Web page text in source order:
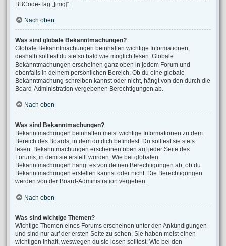
BBCode-Tag „[img]“.
Nach oben
Was sind globale Bekanntmachungen?
Globale Bekanntmachungen beinhalten wichtige Informationen,
deshalb solltest du sie so bald wie möglich lesen. Globale
Bekanntmachungen erscheinen ganz oben in jedem Forum und
ebenfalls in deinem persönlichen Bereich. Ob du eine globale
Bekanntmachung schreiben kannst oder nicht, hängt von den durch die
Board-Administration vergebenen Berechtigungen ab.
Nach oben
Was sind Bekanntmachungen?
Bekanntmachungen beinhalten meist wichtige Informationen zu dem
Bereich des Boards, in dem du dich befindest. Du solltest sie stets
lesen. Bekanntmachungen erscheinen oben auf jeder Seite des
Forums, in dem sie erstellt wurden. Wie bei globalen
Bekanntmachungen hängt es von deinen Berechtigungen ab, ob du
Bekanntmachungen erstellen kannst oder nicht. Die Berechtigungen
werden von der Board-Administration vergeben.
Nach oben
Was sind wichtige Themen?
Wichtige Themen eines Forums erscheinen unter den Ankündigungen
und sind nur auf der ersten Seite zu sehen. Sie haben meist einen
wichtigen Inhalt, weswegen du sie lesen solltest. Wie bei den